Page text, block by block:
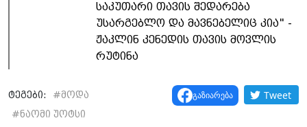
საკუთარი თავის შედარება
უსარგებლო და მავნებელიც კია" -
ჟაკლინ კენედის თავის მოვლის
რუტინა
ტეგები: #მოდა
#ნაომი უოტსი
გაზიარება Tweet